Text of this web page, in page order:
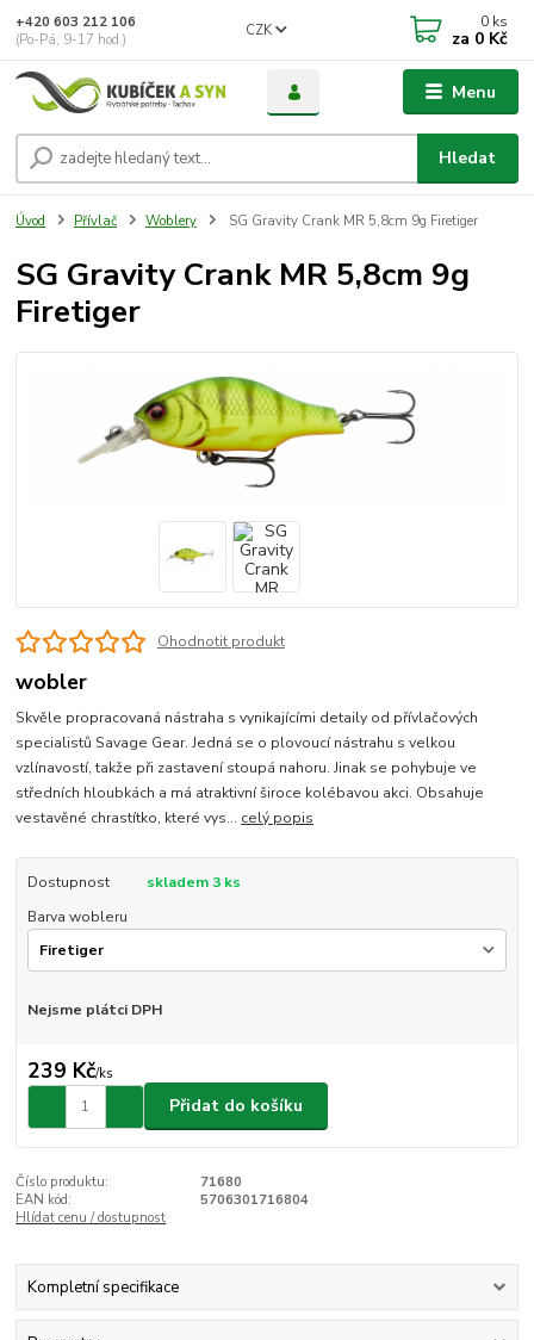
Menu
CZK
Hledat
+420 603 212 106
(Po-Pá, 9-17 hod.)
0 ks
za 0 Kč
Úvod Přívlač Woblery SG Gravity Crank MR 5,8cm 9g Firetiger
SG Gravity Crank MR 5,8cm 9g
Firetiger
Ohodnotit produkt
wobler
Skvěle propracovaná nástraha s vynikajícími detaily od přívlačových
specialistů Savage Gear. Jedná se o plovoucí nástrahu s velkou
vzlínavostí, takže při zastavení stoupá nahoru. Jinak se pohybuje ve
středních hloubkách a má atraktivní široce kolébavou akci. Obsahuje
vestavěné chrastítko, které vys... celý popis
Dostupnost
skladem 3 ks
Barva wobleru
Nejsme plátci DPH
239 Kč/ks
Přidat do košíku
Číslo produktu:
71680
EAN kód:
5706301716804
Hlídat cenu / dostupnost
Kompletní specifikace